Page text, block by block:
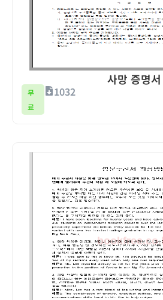
사망 증명서
무
료
1032